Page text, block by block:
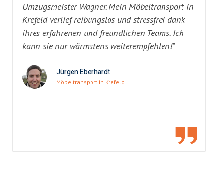
Umzugsmeister Wagner. Mein Möbeltransport in
Krefeld verlief reibungslos und stressfrei dank
ihres erfahrenen und freundlichen Teams. Ich
kann sie nur wärmstens weiterempfehlen!"
Jürgen Eberhardt
Möbeltransport in Krefeld